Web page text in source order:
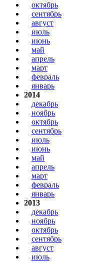
октябрь
сентябрь
август
июль
июнь
май
апрель
март
февраль
январь
2014
декабрь
ноябрь
октябрь
сентябрь
июль
июнь
май
апрель
март
февраль
январь
2013
декабрь
ноябрь
октябрь
сентябрь
август
июль